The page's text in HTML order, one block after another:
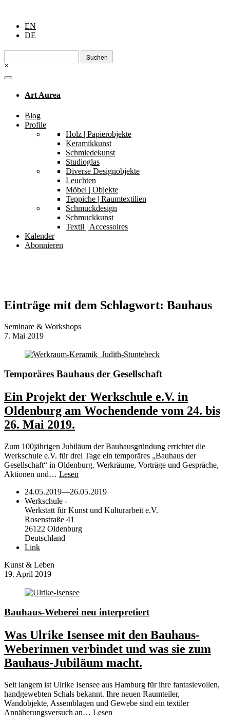
EN
DE
Suchen
nach:
×
Art Aurea
Blog
Profile
Holz | Papierobjekte
Keramikkunst
Schmiedekunst
Studioglas
Diverse Designobjekte
Leuchten
Möbel | Objekte
Teppiche | Raumtextilien
Schmuckdesign
Schmuckkunst
Textil | Accessoires
Kalender
Abonnieren
Einträge mit dem Schlagwort: Bauhaus
Seminare & Workshops
7. Mai 2019
Temporäres Bauhaus der Gesellschaft
Ein Projekt der Werkschule e.V. in
Oldenburg am Wochendende vom 24. bis
26. Mai 2019.
Zum 100jährigen Jubiläum der Bauhausgründung errichtet die
Werkschule e.V. für drei Tage ein temporäres „Bauhaus der
Gesellschaft“ in Oldenburg. Werkräume, Vorträge und Gespräche,
Aktionen und… Lesen
24.05.2019—26.05.2019
Werkschule -
Werkstatt für Kunst und Kulturarbeit e.V.
Rosenstraße 41
26122 Oldenburg
Deutschland
Link
Kunst & Leben
19. April 2019
Bauhaus-Weberei neu interpretiert
Was Ulrike Isensee mit den Bauhaus-
Weberinnen verbindet und was sie zum
Bauhaus-Jubiläum macht.
Seit langem ist Ulrike Isensee aus Hamburg für ihre fantasievollen,
handgewebten Schals bekannt. Ihre neuen Raumteiler,
Wandobjekte, Assemblagen und Gewebe sind ein textiler
Annäherungsversuch an… Lesen